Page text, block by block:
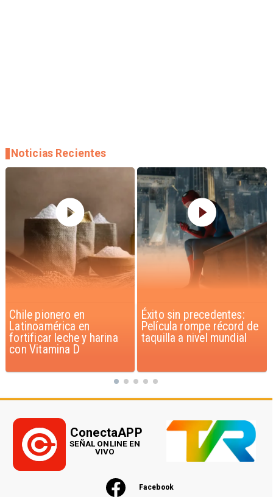
Éxito sin precedentes:
Película rompe récord de
taquilla a nivel mundial
Corte Suprema confirma
pago de $1.000 millones
por caso ProCultura
Noticias Recientes
Facebook
ConectaAPP
SEÑAL ONLINE EN
VIVO